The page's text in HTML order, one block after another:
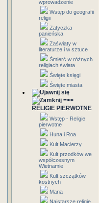
wprowadzenie
Wstęp do geografii
religii
Zatyczka
panieńska
Zaświaty w
literaturze i w sztuce
Śmierć w różnych
religiach świata
Święte księgi
Święte miasta
=>>
RELIGIE PIERWOTNE
Wstęp - Religie
pierwotne
Huna i Roa
Kult Macierzy
Kult przodków we
współczesnym
Wietnamie
Kult szczątków
kostnych
Mana
Najstarsze religie